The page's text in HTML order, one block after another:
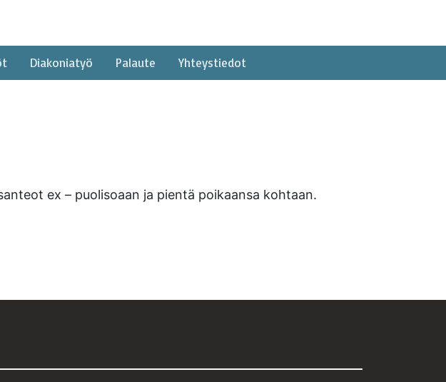
Diakoniatyö Palaute Yhteystiedot
ex – puolisoaan ja pientä poikaansa kohtaan.